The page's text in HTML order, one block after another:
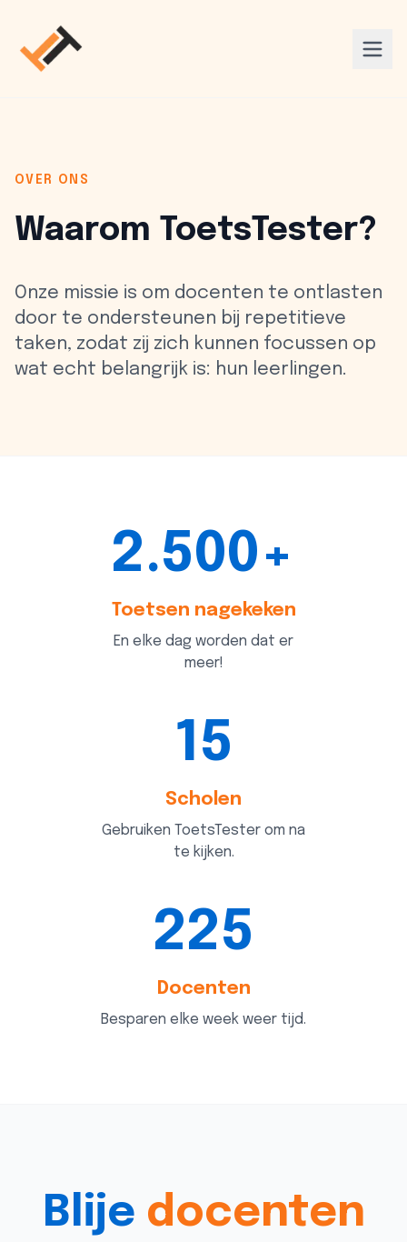
OVER ONS
Waarom ToetsTester?
Onze missie is om docenten te ontlasten
door te ondersteunen bij repetitieve
taken, zodat zij zich kunnen focussen op
wat echt belangrijk is: hun leerlingen.
2.500+
Toetsen nagekeken
En elke dag worden dat er
meer!
15
Scholen
Gebruiken ToetsTester om na
te kijken.
225
Docenten
Besparen elke week weer tijd.
Blije docenten